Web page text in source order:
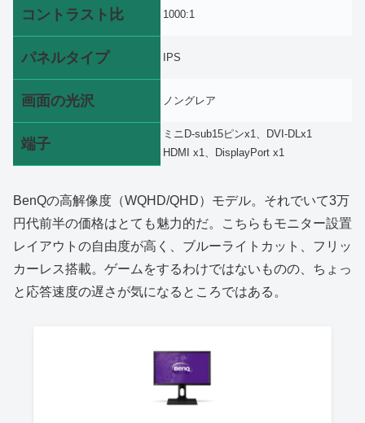
コントラスト比 1000:1
パネルタイプ IPS
画面の光沢 ノングレア
端子
ミニD-sub15ピンx1、DVI-DLx1
HDMI x1、DisplayPort x1
BenQの高解像度（WQHD/QHD）モデル。それでいて3万
円代前半の価格はとても魅力的だ。こちらもモニター設置
レイアウトの自由度が高く、ブルーライトカット、フリッ
カーレス搭載。ゲームをするわけではないものの、ちょっ
と応答速度の遅さが気になるところではある。